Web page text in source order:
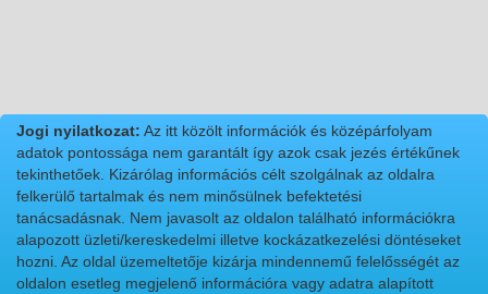
Jogi nyilatkozat: Az itt közölt információk és középárfolyam
adatok pontossága nem garantált így azok csak jezés értékűnek
tekinthetőek. Kizárólag információs célt szolgálnak az oldalra
felkerülő tartalmak és nem minősülnek befektetési
tanácsadásnak. Nem javasolt az oldalon található információkra
alapozott üzleti/kereskedelmi illetve kockázatkezelési döntéseket
hozni. Az oldal üzemeltetője kizárja mindennemű felelősségét az
oldalon esetleg megjelenő információra vagy adatra alapított